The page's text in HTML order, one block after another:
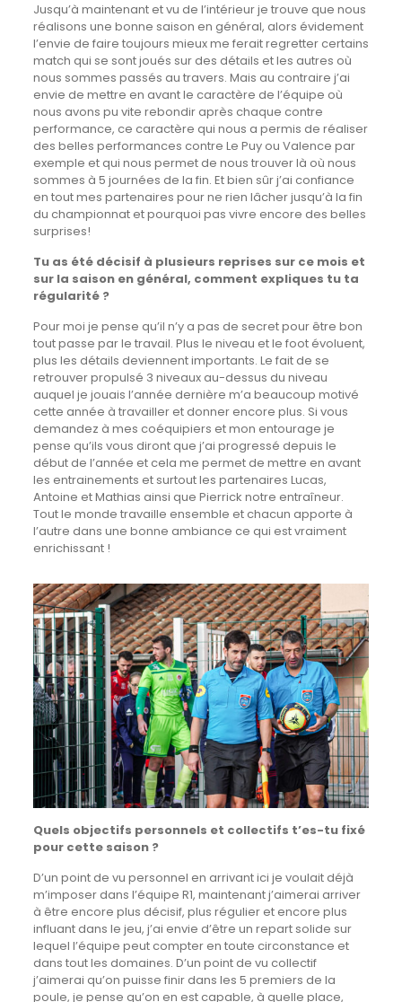
Jusqu’à maintenant et vu de l’intérieur je trouve que nous
réalisons une bonne saison en général, alors évidement
l’envie de faire toujours mieux me ferait regretter certains
match qui se sont joués sur des détails et les autres où
nous sommes passés au travers. Mais au contraire j’ai
envie de mettre en avant le caractère de l’équipe où
nous avons pu vite rebondir après chaque contre
performance, ce caractère qui nous a permis de réaliser
des belles performances contre Le Puy ou Valence par
exemple et qui nous permet de nous trouver là où nous
sommes à 5 journées de la fin. Et bien sûr j’ai confiance
en tout mes partenaires pour ne rien lâcher jusqu’à la fin
du championnat et pourquoi pas vivre encore des belles
surprises!
Tu as été décisif à plusieurs reprises sur ce mois et
sur la saison en général, comment expliques tu ta
régularité ?
Pour moi je pense qu’il n’y a pas de secret pour être bon
tout passe par le travail. Plus le niveau et le foot évoluent,
plus les détails deviennent importants. Le fait de se
retrouver propulsé 3 niveaux au-dessus du niveau
auquel je jouais l’année dernière m’a beaucoup motivé
cette année à travailler et donner encore plus. Si vous
demandez à mes coéquipiers et mon entourage je
pense qu’ils vous diront que j’ai progressé depuis le
début de l’année et cela me permet de mettre en avant
les entrainements et surtout les partenaires Lucas,
Antoine et Mathias ainsi que Pierrick notre entraîneur.
Tout le monde travaille ensemble et chacun apporte à
l’autre dans une bonne ambiance ce qui est vraiment
enrichissant !
Quels objectifs personnels et collectifs t’es-tu fixé
pour cette saison ?
D’un point de vu personnel en arrivant ici je voulait déjà
m’imposer dans l’équipe R1, maintenant j’aimerai arriver
à être encore plus décisif, plus régulier et encore plus
influant dans le jeu, j’ai envie d’être un repart solide sur
lequel l’équipe peut compter en toute circonstance et
dans tout les domaines. D’un point de vu collectif
j’aimerai qu’on puisse finir dans les 5 premiers de la
poule, je pense qu’on en est capable, à quelle place,